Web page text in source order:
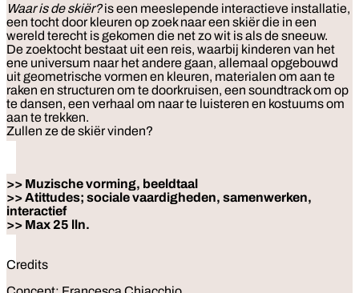
Waar is de skiër?is een meeslepende interactieve installatie,
een tocht door kleuren op zoek naar een skiër die in een
wereld terecht is gekomen die net zo wit is als de sneeuw.
De zoektocht bestaat uit een reis, waarbij kinderen van het
ene universum naar het andere gaan, allemaal opgebouwd
uit geometrische vormen en kleuren, materialen om aan te
raken en structuren om te doorkruisen, een soundtrack om op
te dansen, een verhaal om naar te luisteren en kostuums om
aan te trekken.
Zullen ze de skiër vinden?
>> Muzische vorming, beeldtaal
>> Atittudes; sociale vaardigheden, samenwerken,
interactief
>> Max 25 lln.
Credits